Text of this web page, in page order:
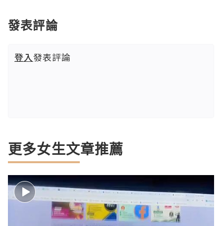
發表評論
登入發表評論
更多女生文章推薦